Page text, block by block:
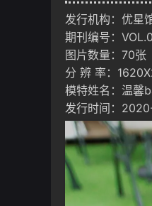
发行机构：优星
期刊编号：
图片数量：70张
分 辨 率：
模特姓名：温馨
发行时间：